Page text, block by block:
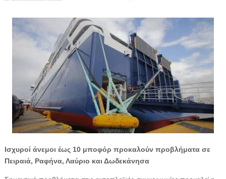
Ισχυροί άνεμοι έως 10 μποφόρ προκαλούν προβλήματα σε
Πειραιά, Ραφήνα, Λαύριο και Δωδεκάνησα